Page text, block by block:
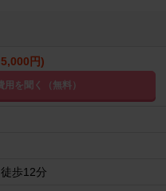
円)
用を聞く（無料）
徒歩12分